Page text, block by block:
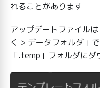
れることがあります
アップデートファイル
く > データフォルダ」
「.temp」フォルダに